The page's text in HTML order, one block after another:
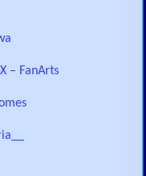
– FanArts